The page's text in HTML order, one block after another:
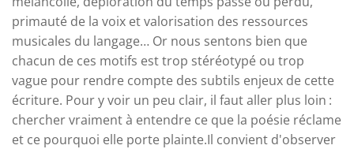
primauté de la voix et valorisation des ressources
musicales du langage… Or nous sentons bien que
chacun de ces motifs est trop stéréotypé ou trop
vague pour rendre compte des subtils enjeux de cette
écriture. Pour y voir un peu clair, il faut aller plus loin :
chercher vraiment à entendre ce que la poésie réclame
et ce pourquoi elle porte plainte.Il convient d'observer